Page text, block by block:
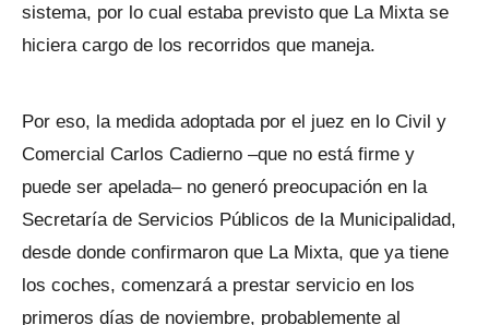
sistema, por lo cual estaba previsto que La Mixta se
hiciera cargo de los recorridos que maneja.
Por eso, la medida adoptada por el juez en lo Civil y
Comercial Carlos Cadierno –que no está firme y
puede ser apelada– no generó preocupación en la
Secretaría de Servicios Públicos de la Municipalidad,
desde donde confirmaron que La Mixta, que ya tiene
los coches, comenzará a prestar servicio en los
primeros días de noviembre, probablemente al